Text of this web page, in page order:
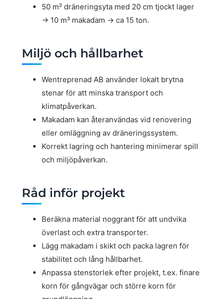
50 m² dräneringsyta med 20 cm tjockt lager
→ 10 m³ makadam → ca 15 ton.
Miljö och hållbarhet
Wentreprenad AB använder lokalt brytna
stenar för att minska transport och
klimatpåverkan.
Makadam kan återanvändas vid renovering
eller omläggning av dräneringssystem.
Korrekt lagring och hantering minimerar spill
och miljöpåverkan.
Råd inför projekt
Beräkna material noggrant för att undvika
överlast och extra transporter.
Lägg makadam i skikt och packa lagren för
stabilitet och lång hållbarhet.
Anpassa stenstorlek efter projekt, t.ex. finare
korn för gångvägar och större korn för